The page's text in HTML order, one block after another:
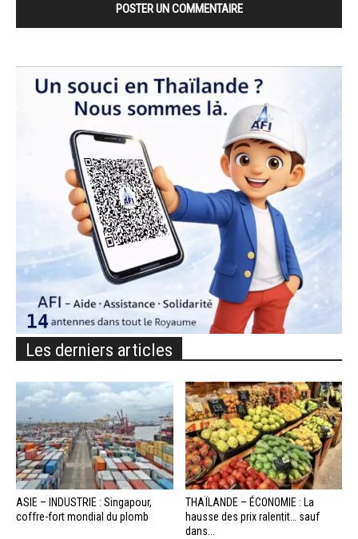
Les derniers articles
ASIE – INDUSTRIE : Singapour,
coffre-fort mondial du plomb
THAÏLANDE – ÉCONOMIE : La
hausse des prix ralentit… sauf
dans...